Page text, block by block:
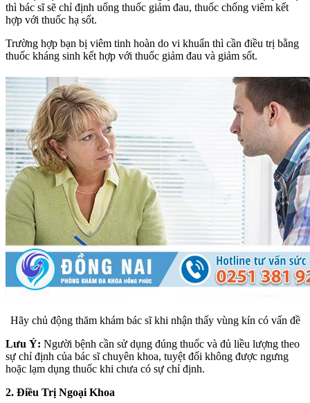
thì bác sĩ sẽ chỉ định uống thuốc giảm đau, thuốc chống viêm kết
hợp với thuốc hạ sốt.
Trường hợp bạn bị viêm tinh hoàn do vi khuẩn thì cần điều trị bằng
thuốc kháng sinh kết hợp với thuốc giảm đau và giảm sốt.
Hãy chủ động thăm khám bác sĩ khi nhận thấy vùng kín có vấn đề
Lưu Ý: Người bệnh cần sử dụng đúng thuốc và đủ liều lượng theo
sự chỉ định của bác sĩ chuyên khoa, tuyệt đối không được ngưng
hoặc lạm dụng thuốc khi chưa có sự chỉ định.
2. Điều Trị Ngoại Khoa